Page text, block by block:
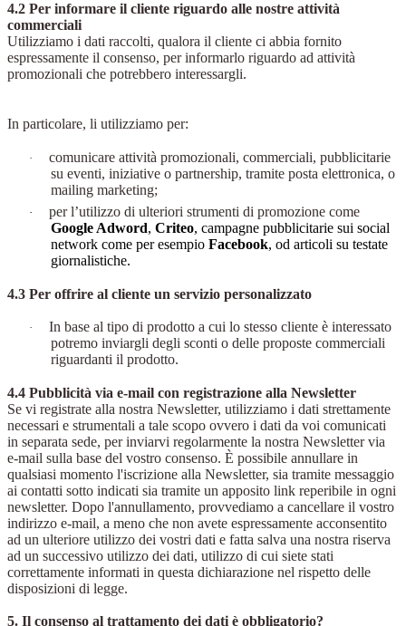
4.2 Per informare il cliente riguardo alle nostre attività
commerciali
Utilizziamo i dati raccolti, qualora il cliente ci abbia fornito
espressamente il consenso, per informarlo riguardo ad attività
promozionali che potrebbero interessargli.
In particolare, li utilizziamo per:
·
comunicare attività promozionali, commerciali, pubblicitarie
su eventi, iniziative o partnership, tramite posta elettronica, o
mailing marketing;
·
per l’utilizzo di ulteriori strumenti di promozione come
Google Adword, Criteo, campagne pubblicitarie sui social
network come per esempio Facebook, od articoli su testate
giornalistiche.
4.3 Per offrire al cliente un servizio personalizzato
·
In base al tipo di prodotto a cui lo stesso cliente è interessato
potremo inviargli degli sconti o delle proposte commerciali
riguardanti il prodotto.
4.4 Pubblicità via e-mail con registrazione alla Newsletter
Se vi registrate alla nostra Newsletter, utilizziamo i dati strettamente
necessari e strumentali a tale scopo ovvero i dati da voi comunicati
in separata sede, per inviarvi regolarmente la nostra Newsletter via
e-mail sulla base del vostro consenso. È possibile annullare in
qualsiasi momento l'iscrizione alla Newsletter, sia tramite messaggio
ai contatti sotto indicati sia tramite un apposito link reperibile in ogni
newsletter. Dopo l'annullamento, provvediamo a cancellare il vostro
indirizzo e-mail, a meno che non avete espressamente acconsentito
ad un ulteriore utilizzo dei vostri dati e fatta salva una nostra riserva
ad un successivo utilizzo dei dati, utilizzo di cui siete stati
correttamente informati in questa dichiarazione nel rispetto delle
disposizioni di legge.
5. Il consenso al trattamento dei dati è obbligatorio?